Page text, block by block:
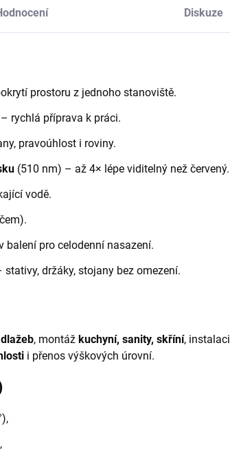
Diskuze
prostoru z jednoho stanoviště.
– rychlá příprava k práci.
pravoúhlost i roviny.
(510 nm) – až 4× lépe viditelný než červený.
vodě.
balení pro celodenní nasazení.
stativy, držáky, stojany bez omezení.
, montáž kuchyní, sanity, skříní, instalaci
i přenos výškových úrovní.
,